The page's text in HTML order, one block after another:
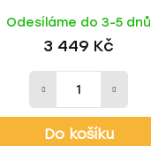
Odesíláme do 3-5 dnů
3 449 Kč
Do košíku